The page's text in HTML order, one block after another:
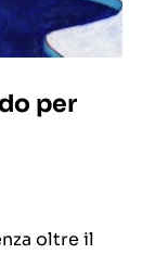
per
oltre il